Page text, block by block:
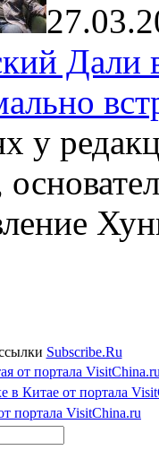
Дали
у
Subscribe.Ru
от портала VisitChina.ru
в Китае от портала
портала VisitChina.ru